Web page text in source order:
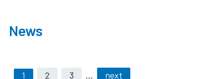
News
1 2 3 … next